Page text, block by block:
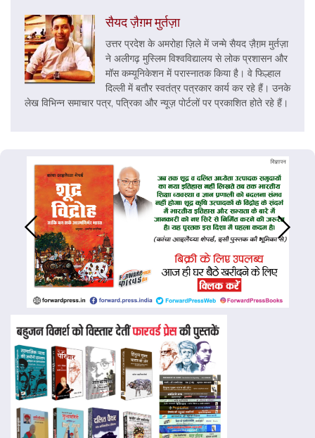
सैयद ज़ैग़म मुर्तज़ा
उत्तर प्रदेश के अमरोहा ज़िले में जन्मे सैयद ज़ैग़़म मुर्तज़ा
ने अलीगढ़ मुस्लिम विश्वविद्यालय से लोक प्रशासन और
मॉस कम्यूनिकेशन में परास्नातक किया है। वे फिल्हाल
दिल्ली में बतौर स्वतंत्र पत्रकार कार्य कर रहे हैं। उनके
लेख विभिन्न समाचार पत्र, पत्रिका और न्यूज़ पोर्टलों पर प्रकाशित होते रहे हैं।